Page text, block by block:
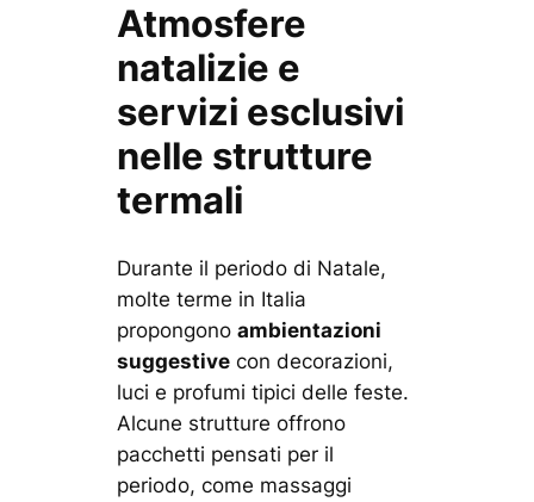
Atmosfere
natalizie e
servizi esclusivi
nelle strutture
termali
Durante il periodo di Natale,
molte terme in Italia
propongono ambientazioni
suggestivecon decorazioni,
luci e profumi tipici delle feste.
Alcune strutture offrono
pacchetti pensati per il
periodo, come massaggi